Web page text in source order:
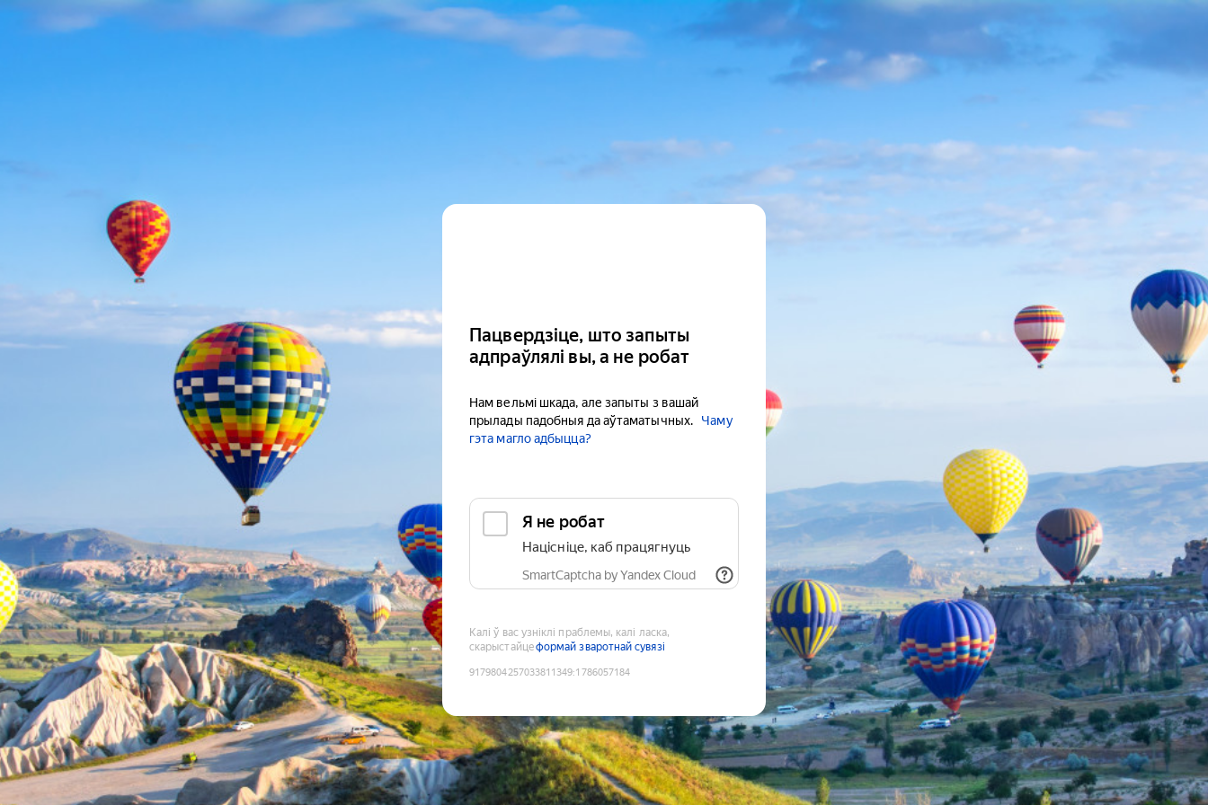
Пацвердзіце, што запыты
адпраўлялі вы, а не робат
Нам вельмі шкада, але запыты з вашай
прылады падобныя да аўтаматычных.
Чаму
гэта магло адбыцца?
Я не робат
Націсніце, каб працягнуць
SmartCaptcha by Yandex Cloud
Калі ў вас узніклі праблемы, калі ласка,
скарыстайцеформай зваротнай сувязі
9179804257033811349:1786057184